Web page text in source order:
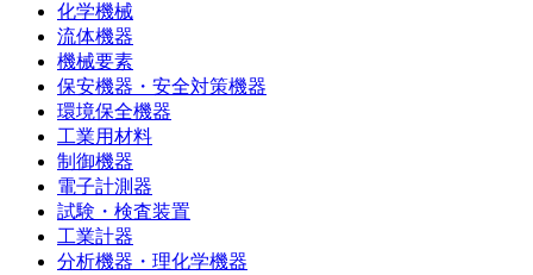
化学機械
流体機器
機械要素
保安機器・安全対策機器
環境保全機器
工業用材料
制御機器
電子計測器
試験・検査装置
工業計器
分析機器・理化学機器